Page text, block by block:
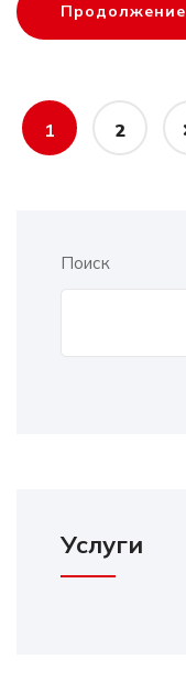
Продолжение
1 2
Поиск
Услуги